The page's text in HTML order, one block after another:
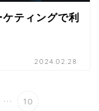
ティングで利
2024.02.28
... 10